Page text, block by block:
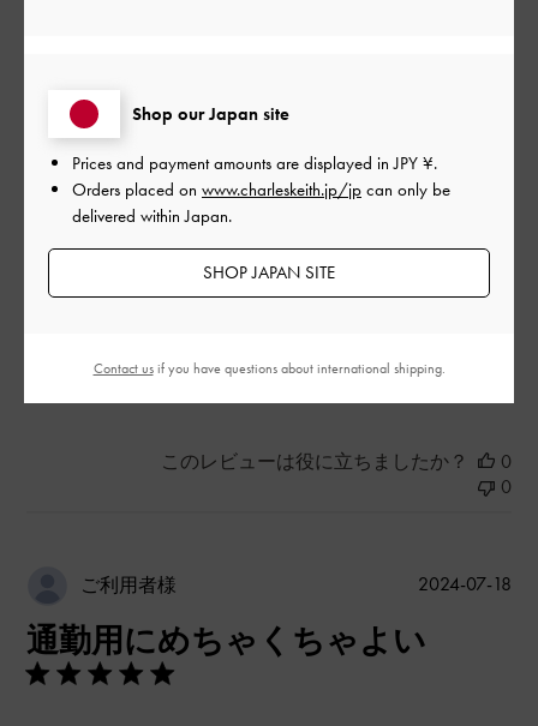
サイズ: その他（シューズ以外）
デザイン
とてもよかった
このレビューは役に立ちましたか？
0
0
ご利用者様
通勤用にめちゃくちゃよい
公
2024-07-18
Shop our Japan site
Prices and payment amounts are displayed inJPY ¥.
Orders placed on www.charleskeith.jp/jp can only be
delivered within Japan.
SHOP JAPAN SITE
Contact usif you have questions about international shipping.